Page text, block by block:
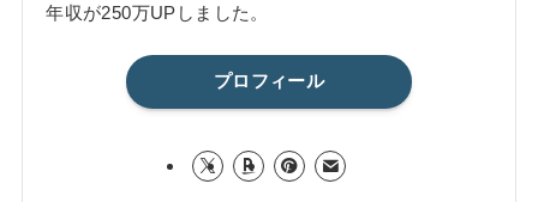
年収が250万UPしました。
プロフィール